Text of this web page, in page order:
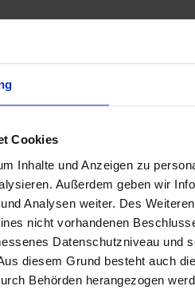
Cookies
Inhalte und Anzeigen zu
Außerdem geben wir
Analysen weiter. Des
nicht vorhandenen
Datenschutzniveau und
diesem Grund besteht auch
Behörden herangezogen